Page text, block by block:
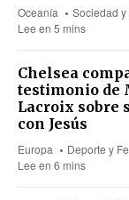
Oceanía
Sociedad y
Lee en 5 mins
Chelsea
testimonio de
Lacroix sobre
con Jesús
Europa
Deporte y Fe
Lee en 6 mins